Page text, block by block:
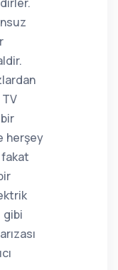
herşey
gibi